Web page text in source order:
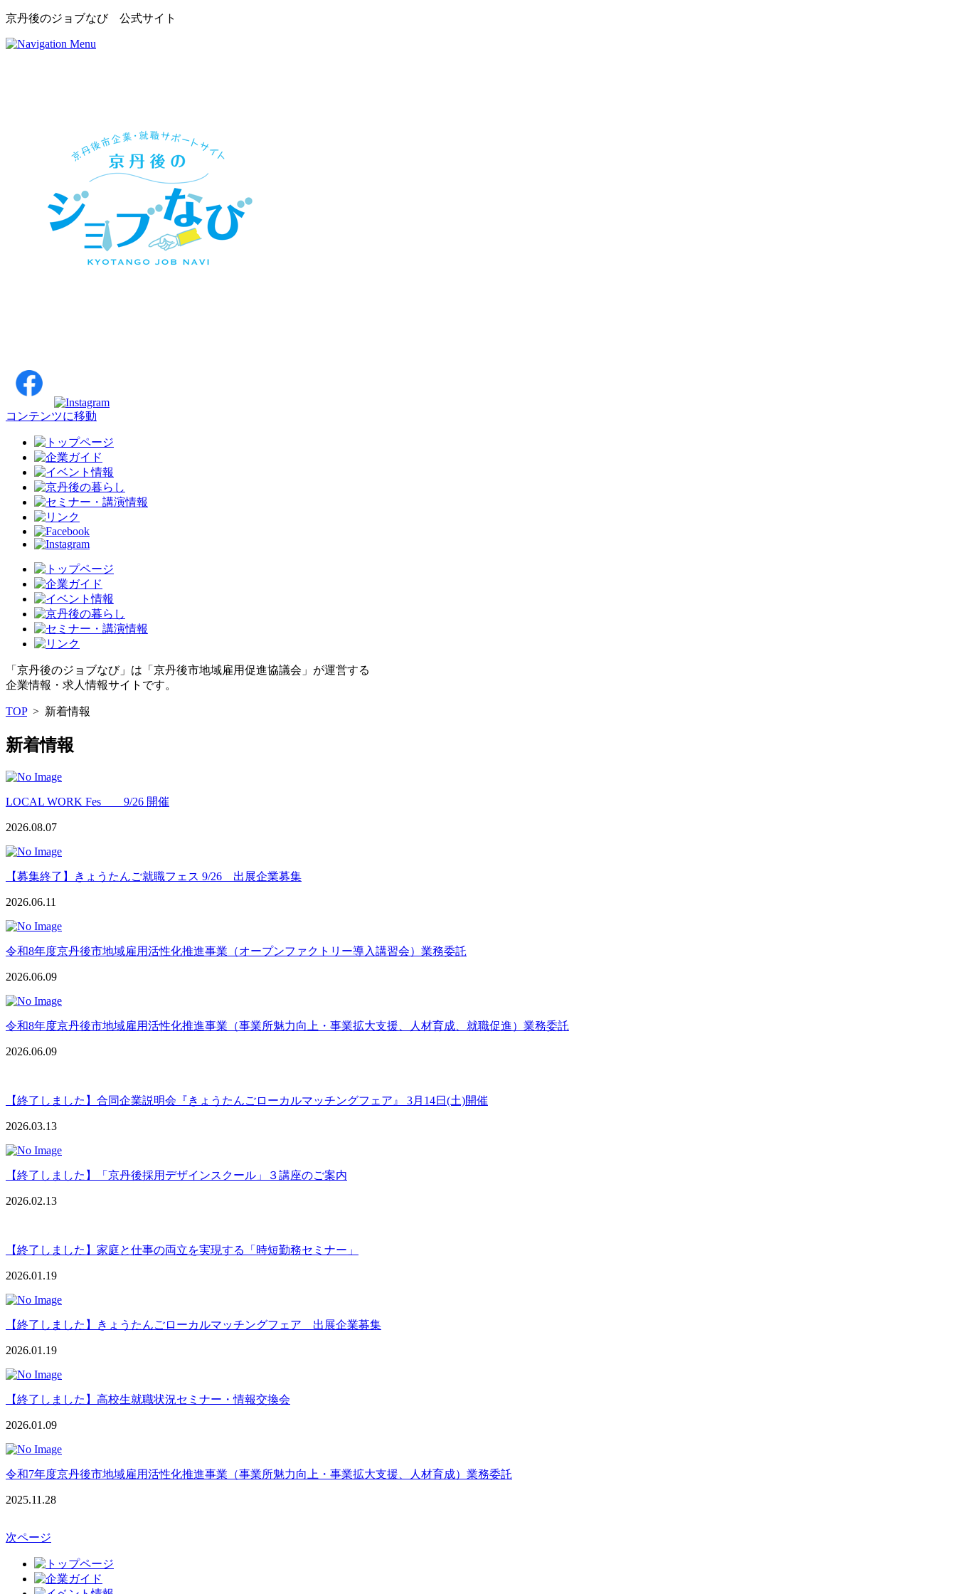
京丹後のジョブなび 公式サイト
コンテンツに移動
「京丹後のジョブなび」は「京丹後市地域雇用促進協議会」が運営する
企業情報・求人情報サイトです。
TOP> 新着情報
新着情報
LOCAL WORK Fes 9/26 開催
2026.08.07
【募集終了】きょうたんご就職フェス 9/26 出展企業募集
2026.06.11
令和8年度京丹後市地域雇用活性化推進事業（オープンファクトリー導入講習会）業務委託
2026.06.09
令和8年度京丹後市地域雇用活性化推進事業（事業所魅力向上・事業拡大支援、人材育成、就職促進）業務委託
2026.06.09
【終了しました】合同企業説明会『きょうたんごローカルマッチングフェア』 3月14日(土)開催
2026.03.13
【終了しました】「京丹後採用デザインスクール」３講座のご案内
2026.02.13
【終了しました】家庭と仕事の両立を実現する「時短勤務セミナー」
2026.01.19
【終了しました】きょうたんごローカルマッチングフェア 出展企業募集
2026.01.19
【終了しました】高校生就職状況セミナー・情報交換会
2026.01.09
令和7年度京丹後市地域雇用活性化推進事業（事業所魅力向上・事業拡大支援、人材育成）業務委託
2025.11.28
次ページ